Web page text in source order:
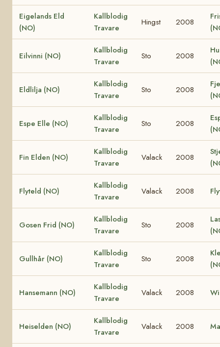
Eigelands Eld
(NO)
Kallblodig
Travare
Hingst 2008
Eilvinni (NO)
Kallblodig
Travare
Sto 2008
Eldlilja (NO)
Kallblodig
Travare
Sto 2008
Espe Elle (NO)
Kallblodig
Travare
Sto 2008
Fin Elden (NO)
Kallblodig
Travare
Valack 2008
Flyteld (NO)
Kallblodig
Travare
Valack 2008
Gosen Frid (NO)
Kallblodig
Travare
Sto 2008
Gullhår (NO)
Kallblodig
Travare
Sto 2008
Hansemann (NO)
Kallblodig
Travare
Valack 2008
Heiselden (NO)
Kallblodig
Travare
Valack 2008